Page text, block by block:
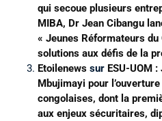
qui secoue plusieurs
MIBA, Dr Jean Cibangu
« Jeunes Réformateurs
solutions aux défis de la
Etoilenews sur ESU-UOM
Mbujimayi pour
congolaises, dont la
aux enjeux sécuritaires,